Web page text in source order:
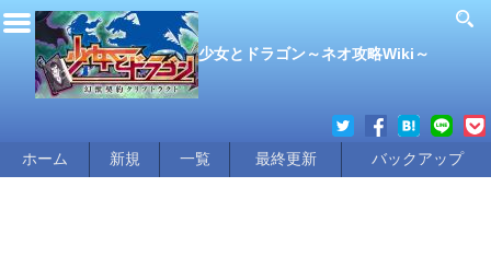
少女とドラゴン～ネオ攻略Wiki～
ホーム 新規 一覧 最終更新 バックアップ